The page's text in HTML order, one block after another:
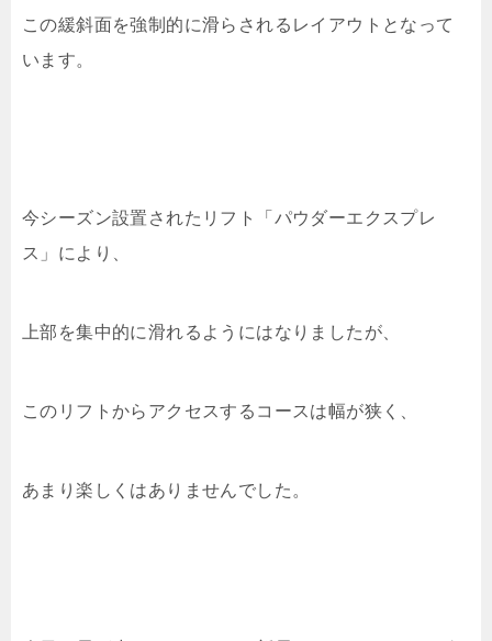
この緩斜面を強制的に滑らされるレイアウトとなって
います。
今シーズン設置されたリフト「パウダーエクスプレ
ス」により、
上部を集中的に滑れるようにはなりましたが、
このリフトからアクセスするコースは幅が狭く、
あまり楽しくはありませんでした。